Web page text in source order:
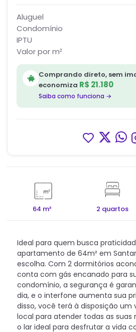
64 m² 2 quartos
Ideal para quem busca
apartamento de 64m² em
escolha. Com 2 dormitórios
conta com gás encanado para
condomínio, a segurança é
dia, e o interfone aumenta sua
disso, você terá à disposição um
local para atender todas as suas
o lar ideal para desfrutar a vida
Aluguel
Condomínio
IPTU
Valor por m²
Comprando direto, sem
economiza R$ 21.180
Saiba como funciona →